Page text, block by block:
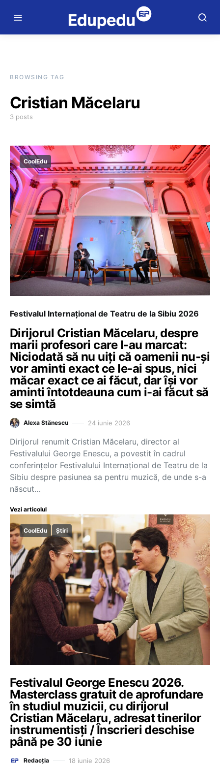
BROWSING TAG
Cristian Măcelaru
3 posts
CoolEdu
Festivalul Internațional de Teatru de la Sibiu 2026
Dirijorul Cristian Măcelaru, despre
marii profesori care l-au marcat:
Niciodată să nu uiți că oamenii nu-și
vor aminti exact ce le-ai spus, nici
măcar exact ce ai făcut, dar își vor
aminti întotdeauna cum i-ai făcut să
se simtă
Alexa Stănescu 24 iunie 2026
Dirijorul renumit Cristian Măcelaru, director al
Festivalului George Enescu, a povestit în cadrul
conferințelor Festivalului Internațional de Teatru de la
Sibiu despre pasiunea sa pentru muzică, de unde s-a
născut…
Vezi articolul
CoolEdu Știri
Festivalul George Enescu 2026.
Masterclass gratuit de aprofundare
în studiul muzicii, cu dirijorul
Cristian Măcelaru, adresat tinerilor
instrumentisți / Înscrieri deschise
până pe 30 iunie
Redacția 18 iunie 2026